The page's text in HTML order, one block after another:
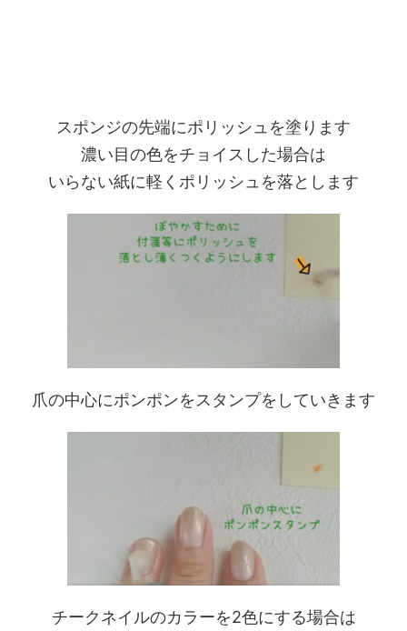
スポンジの先端にポリッシュを塗ります
濃い目の色をチョイスした場合は
いらない紙に軽くポリッシュを落とします
爪の中心にポンポンをスタンプをしていきます
チークネイルのカラーを2色にする場合は